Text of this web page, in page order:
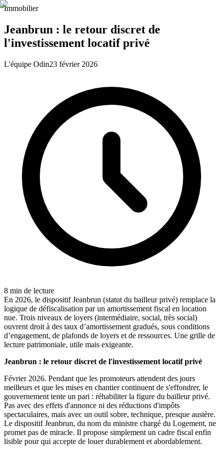
Immobilier
Jeanbrun : le retour discret de
l'investissement locatif privé
L'équipe Odin23 février 2026
8 min de lecture
En 2026, le dispositif Jeanbrun (statut du bailleur privé) remplace la
logique de défiscalisation par un amortissement fiscal en location
nue. Trois niveaux de loyers (intermédiaire, social, très social)
ouvrent droit à des taux d’amortissement gradués, sous conditions
d’engagement, de plafonds de loyers et de ressources. Une grille de
lecture patrimoniale, utile mais exigeante.
Jeanbrun : le retour discret de l'investissement locatif privé
Février 2026. Pendant que les promoteurs attendent des jours
meilleurs et que les mises en chantier continuent de s'effondrer, le
gouvernement tente un pari : réhabiliter la figure du bailleur privé.
Pas avec des effets d'annonce ni des réductions d'impôts
spectaculaires, mais avec un outil sobre, technique, presque austère.
Le dispositif Jeanbrun, du nom du ministre chargé du Logement, ne
promet pas de miracle. Il propose simplement un cadre fiscal enfin
lisible pour qui accepte de louer durablement et abordablement.